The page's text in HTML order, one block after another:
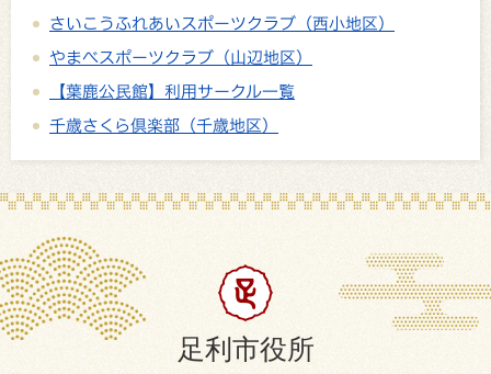
さいこうふれあいスポーツクラブ（西小地区）
やまべスポーツクラブ（山辺地区）
【葉鹿公民館】利用サークル一覧
千歳さくら倶楽部（千歳地区）
足利市役所